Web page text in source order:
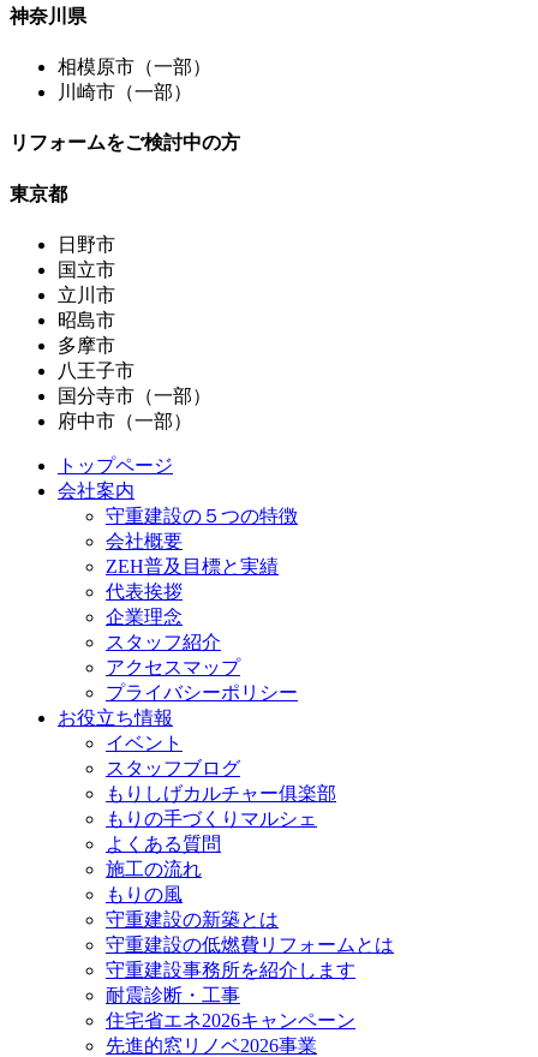
神奈川県
相模原市（一部）
川崎市（一部）
リフォームをご検討中の方
東京都
日野市
国立市
立川市
昭島市
多摩市
八王子市
国分寺市（一部）
府中市（一部）
トップページ
会社案内
守重建設の５つの特徴
会社概要
ZEH普及目標と実績
代表挨拶
企業理念
スタッフ紹介
アクセスマップ
プライバシーポリシー
お役立ち情報
イベント
スタッフブログ
もりしげカルチャー俱楽部
もりの手づくりマルシェ
よくある質問
施工の流れ
もりの風
守重建設の新築とは
守重建設の低燃費リフォームとは
守重建設事務所を紹介します
耐震診断・工事
住宅省エネ2026キャンペーン
先進的窓リノベ2026事業